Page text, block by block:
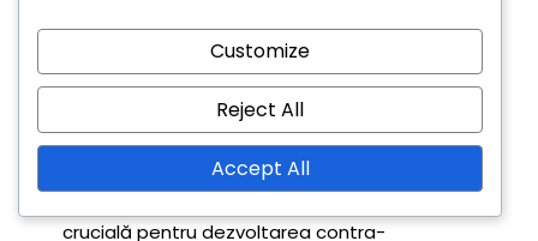
lansa contraatacuri. Această abordare poate
fi eficientă, dar necesită o disciplină și o
comunicare excepționale între jucători pentru
a evita defecțiunile în apărare.
Înțelegerea acestor strategii adverse este
crucială pentru dezvoltarea contra-
Customize
Reject All
Accept All